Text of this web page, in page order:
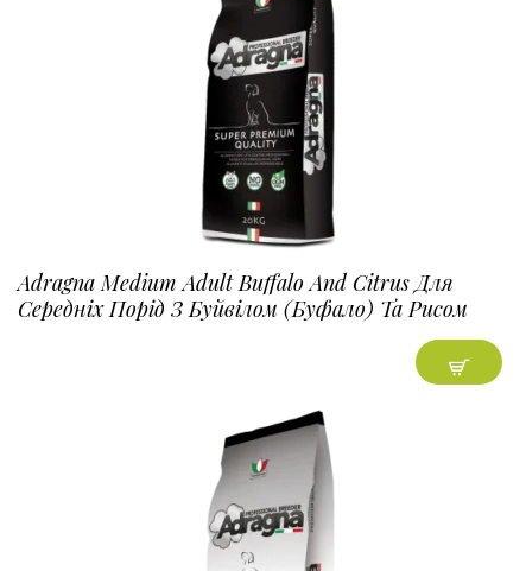
Adragna Medium Adult Buffalo And Citrus Для
Середніх Порід З Буйвілом (буфало) Та Рисом